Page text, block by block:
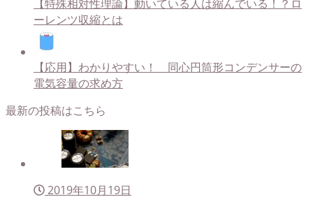
【特殊相対性理論】動いている人は縮んでいる！？ロ
ーレンツ収縮とは
【応用】わかりやすい！ 同心円筒形コンデンサーの
電気容量の求め方
最新の投稿はこちら
2019年10月19日